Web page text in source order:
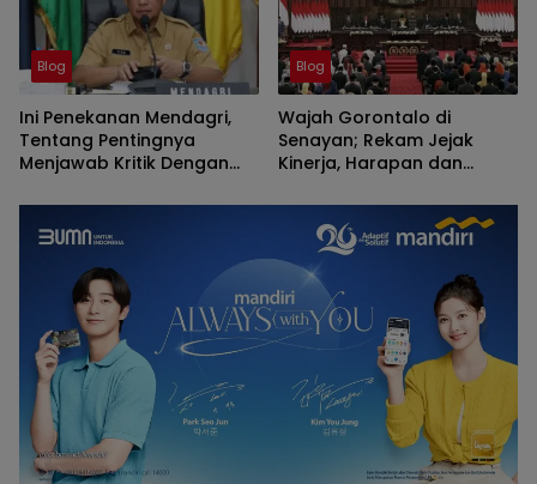
Blog
Ini Penekanan Mendagri,
Tentang Pentingnya
Menjawab Kritik Dengan
Blog
Wajah Gorontalo di
Senayan; Rekam Jejak
Kinerja, Harapan dan